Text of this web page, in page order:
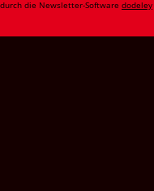
die Newsletter-Software dodeley